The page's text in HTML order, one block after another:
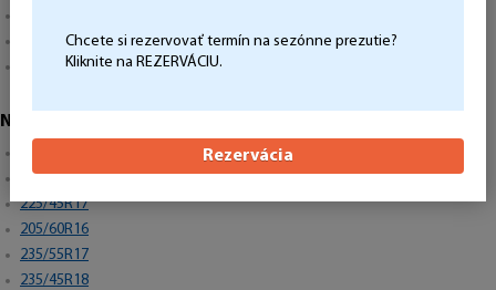
Goodyear
Najpredávanejšie rozmery
205/55R16
225/45R17
205/60R16
235/55R17
235/45R18
Chcete si rezervovať termín na sezónne prezutie?
Kliknite na REZERVÁCIU.
Rezervácia